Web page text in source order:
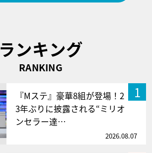
ランキング
RANKING
1
『Mステ』豪華8組が登場！2
3年ぶりに披露される“ミリオ
ンセラー達…
2026.08.07